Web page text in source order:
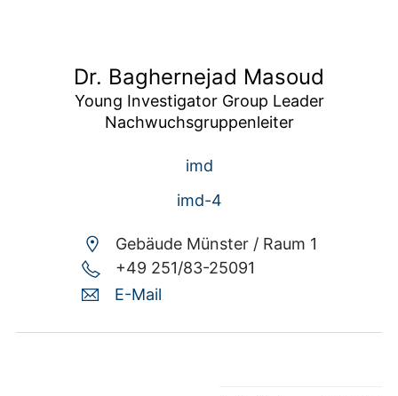
Dr. Baghernejad Masoud
Young Investigator Group Leader
Nachwuchsgruppenleiter
imd
imd-4
Gebäude Münster / Raum 1
+49 251/83-25091
E-Mail